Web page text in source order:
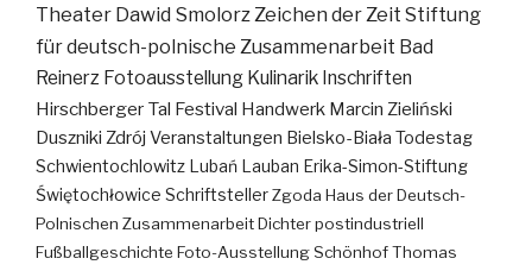
Theater Dawid SmolorzZeichen der Zeit Stiftung
für deutsch-polnische Zusammenarbeit Bad
Reinerz Fotoausstellung Kulinarik Inschriften
Hirschberger Tal Festival Handwerk Marcin Zieliński
Duszniki Zdrój Veranstaltungen Bielsko-Biała Todestag
Schwientochlowitz
Lubań Lauban Erika-Simon-Stiftung
Świętochłowice SchriftstellerZgoda Haus der Deutsch-
Polnischen ZusammenarbeitDichterpostindustriell
Fußballgeschichte Foto-AusstellungSchönhofThomas